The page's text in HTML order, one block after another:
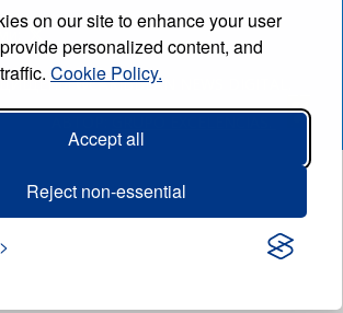
on our site to enhance your user
personalized content, and
Cookie Policy.
Accept all
Reject non-essential
®CARIBBEAN NEWS DIGITAL.